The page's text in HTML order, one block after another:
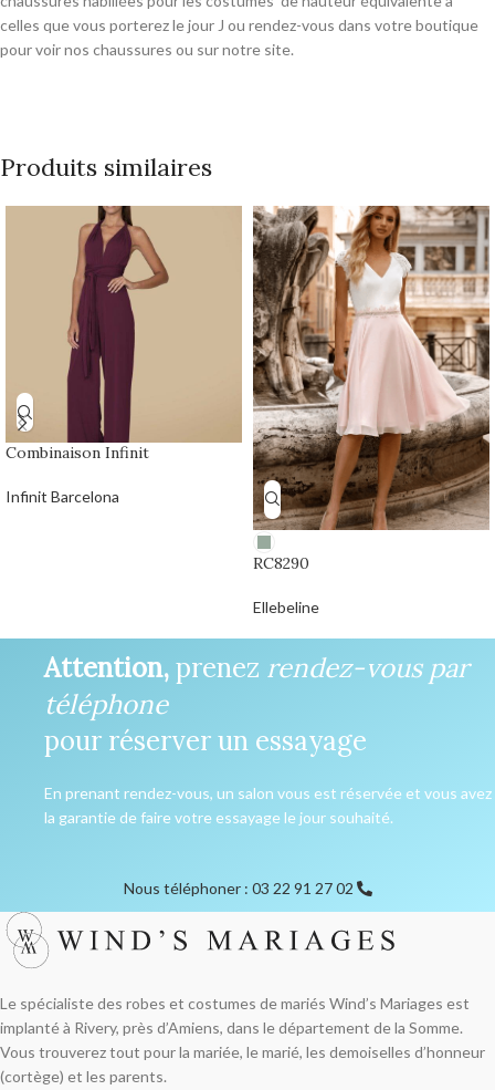
celles que vous porterez le jour J ou rendez-vous dans votre boutique
pour voir nos chaussures ou sur notre site.
Produits similaires
Combinaison Infinit
Infinit Barcelona
RC8290
Ellebeline
Attention,prenez rendez-vous par
téléphone
pour réserver un essayage
En prenant rendez-vous, un salon vous est réservée et vous avez
la garantie de faire votre essayage le jour souhaité.
Nous téléphoner : 03 22 91 27 02
Le spécialiste des robes et costumes de mariés Wind’s Mariages est
implanté à Rivery, près d’Amiens, dans le département de la Somme.
Vous trouverez tout pour la mariée, le marié, les demoiselles d’honneur
(cortège) et les parents.